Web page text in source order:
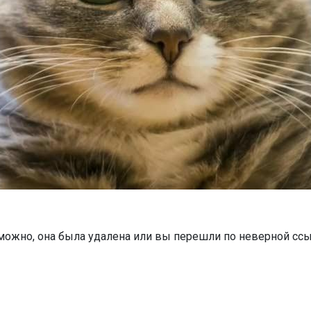
она была удалена или вы перешли по неверной